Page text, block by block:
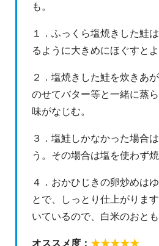
も。
１．ふっくら塩焼きした鮭
るように大きめにほぐすとよ
２．塩焼きした鮭を炊きあ
のせてバター等と一緒に蒸
味がなじむ。
３．塩鮭しかなかった場合
う。その場合は塩を使わず焼
４．おかひじきの卵炒めは
とで、しっとり仕上がりま
いているので、白米のおとも
オススメ度： ★★★★★